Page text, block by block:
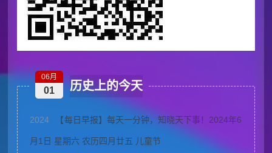
历史上的今天
06月
01
2024 【每日早报】每天一分钟，知晓天下事！2024年6
月1日 星期六 农历四月廿五 儿童节